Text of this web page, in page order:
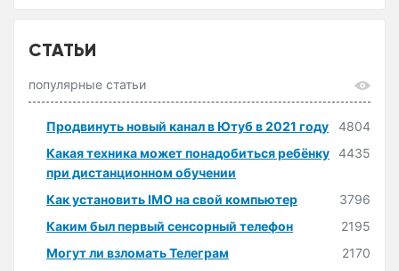
СТАТЬИ
популярные статьи
Продвинуть новый канал в Ютуб в 2021 году
4804
Какая техника может понадобиться ребёнку
при дистанционном обучении
4435
Как установить IMO на свой компьютер
3796
Каким был первый сенсорный телефон
2195
Могут ли взломать Телеграм
2170